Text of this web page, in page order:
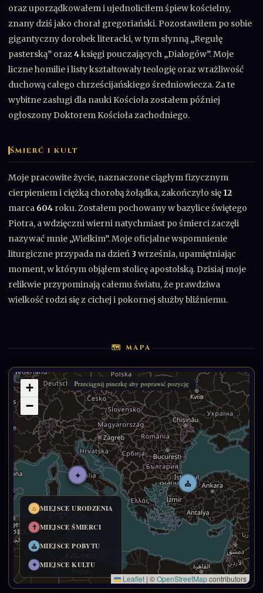
oraz uporządkowałem i ujednoliciłem śpiew kościelny,
znany dziś jako chorał gregoriański. Pozostawiłem po sobie
gigantyczny dorobek literacki, w tym słynną „Regułę
pasterską” oraz4księgi pouczających „Dialogów”. Moje
liczne homilie i listy kształtowały teologię oraz wrażliwość
duchową całego chrześcijańskiego średniowiecza. Za te
wybitne zasługi dla nauki Kościoła zostałem później
ogłoszony Doktorem Kościoła zachodniego.
ŚMIERĆ I KULT
Moje pracowite życie, naznaczone ciągłym fizycznym
cierpieniem i ciężką chorobą żołądka, zakończyło się 12
marca 604 roku. Zostałem pochowany w bazylice świętego
Piotra, a wdzięczni wierni natychmiast po śmierci zaczęli
nazywać mnie „Wielkim”. Moje oficjalne wspomnienie
liturgiczne przypada na dzień 3września, upamiętniając
moment, w którym objąłem stolicę apostolską. Dzisiaj moje
relikwie przypominają całemu światu, że prawdziwa
wielkość rodzi się z cichej i pokornej służby bliźniemu.
🗺 MAPA